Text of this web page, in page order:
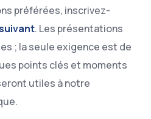
préférées, inscrivez-
. Les présentations
; la seule exigence est de
points clés et moments
utiles à notre